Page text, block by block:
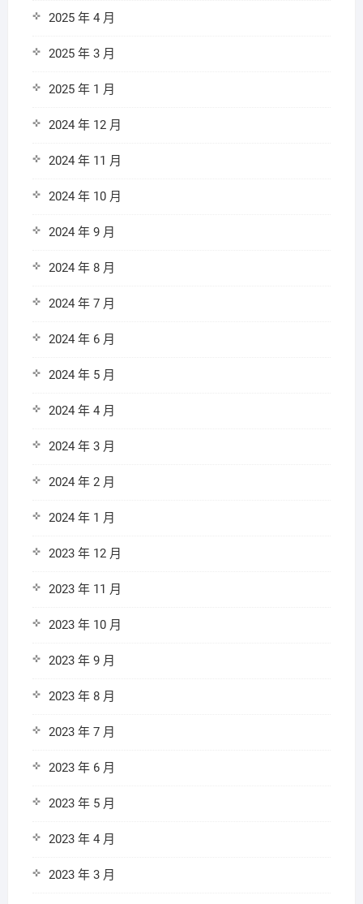
2025 年 4 月
2025 年 3 月
2025 年 1 月
2024 年 12 月
2024 年 11 月
2024 年 10 月
2024 年 9 月
2024 年 8 月
2024 年 7 月
2024 年 6 月
2024 年 5 月
2024 年 4 月
2024 年 3 月
2024 年 2 月
2024 年 1 月
2023 年 12 月
2023 年 11 月
2023 年 10 月
2023 年 9 月
2023 年 8 月
2023 年 7 月
2023 年 6 月
2023 年 5 月
2023 年 4 月
2023 年 3 月